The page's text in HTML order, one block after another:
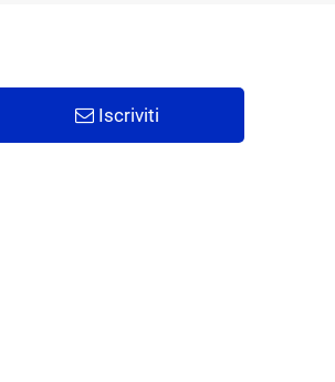
Iscriviti